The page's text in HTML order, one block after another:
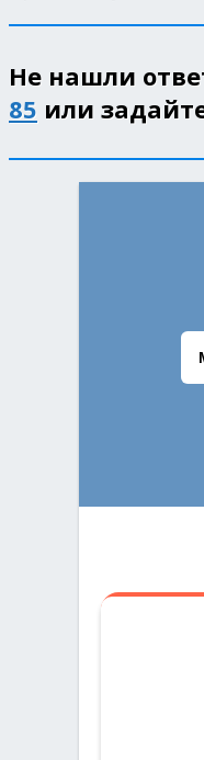
Не нашли
85 или